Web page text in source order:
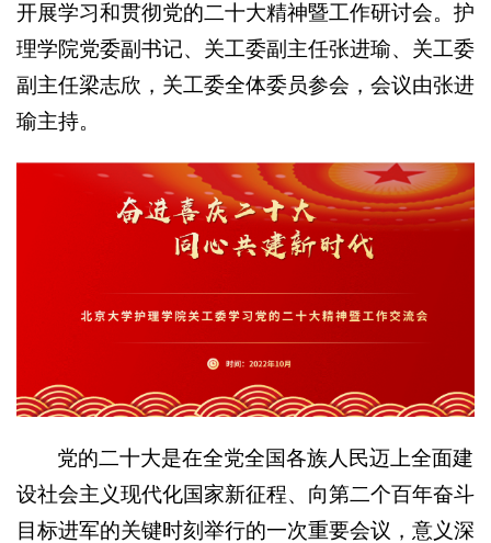
开展学习和贯彻党的二十大精神暨工作研讨会。护
理学院党委副书记、关工委副主任张进瑜、关工委
副主任梁志欣，关工委全体委员参会，会议由张进
瑜主持。
党的二十大是在全党全国各族人民迈上全面建
设社会主义现代化国家新征程、向第二个百年奋斗
目标进军的关键时刻举行的一次重要会议，意义深